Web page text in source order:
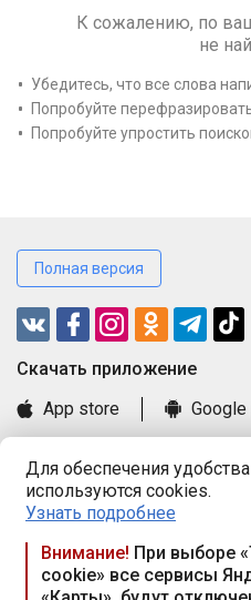
Для обеспечения
используются cookies.
Узнать подробнее
Внимание! При выборе
cookie» все сервисы
К сожалению, по
не
Убедитесь, что все слова
Попробуйте
Попробуйте упростить
Полная версия
Cкачать приложение
App store
Google
Книга замечаний и
Правила и документы
Praca.by © 2000—2026, ООО
Республика Беларусь, 220114,
117а, пом. № 9.